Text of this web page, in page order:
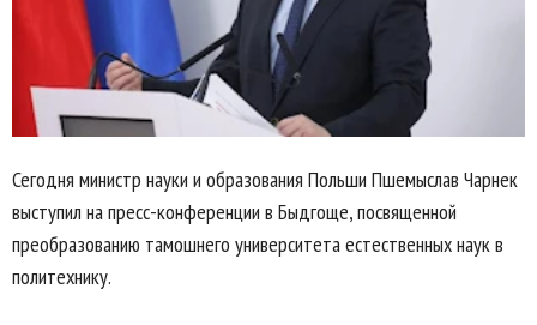
Сегодня министр науки и образования Польши Пшемыслав Чарнек
выступил на пресс-конференции в Быдгоще, посвященной
преобразованию тамошнего университета естественных наук в
политехнику.